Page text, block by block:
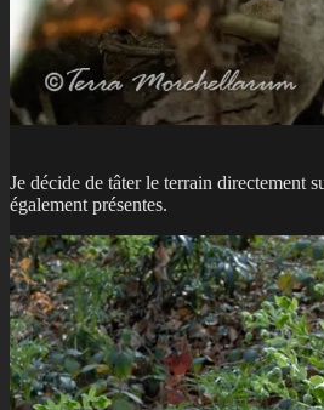
Je décide de tâter le terrain directement
également présentes.